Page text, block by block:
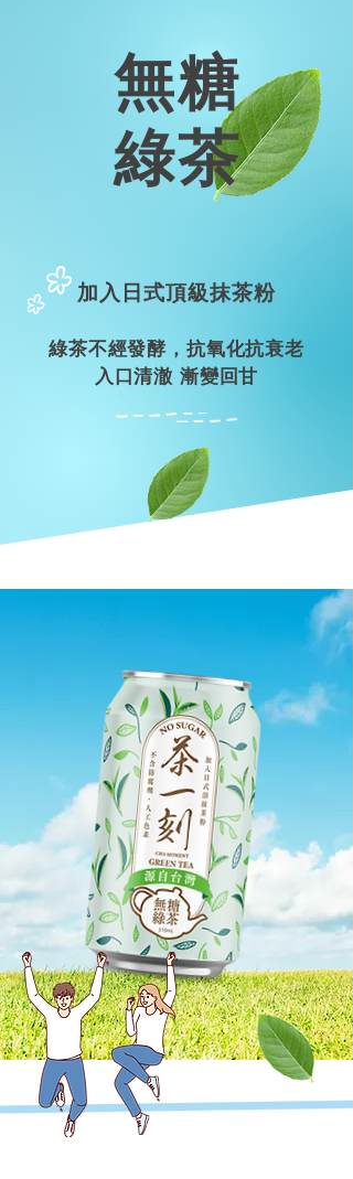
無糖
綠茶
加入日式頂級抹茶粉
綠茶不經發酵，抗氧化抗衰老
入口清澈 漸變回甘